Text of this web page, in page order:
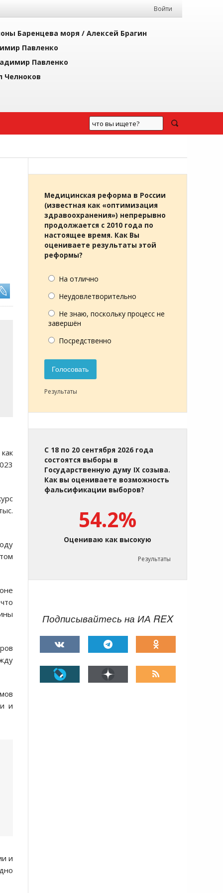
Войти
Баренцева моря / Алексей Брагин
Павленко
Павленко
Челноков
и
и
Медицинская реформа в России
(известная как «оптимизация
здравоохранения») непрерывно
продолжается с 2010 года по
настоящее время. Как Вы
оцениваете результаты этой
реформы?
На отлично
Неудовлетворительно
Не знаю, поскольку процесс не
завершён
Посредственно
Голосовать
Результаты
С 18 по 20 сентября 2026 года
состоятся выборы в
Государственную думу IX созыва.
Как вы оцениваете возможность
фальсификации выборов?
54.2%
Оцениваю как высокую
Результаты
Подписывайтесь на ИА REX